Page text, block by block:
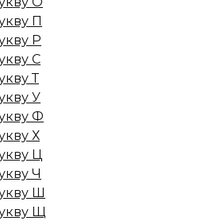
П
Р
С
Т
У
Ф
Х
Ц
Ч
Ш
Щ